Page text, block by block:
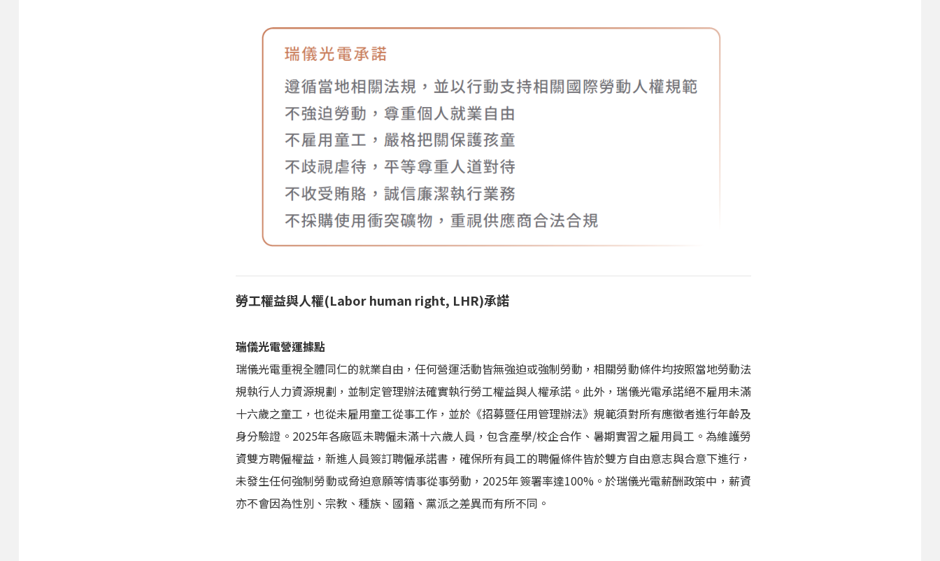
勞工權益與人權(Labor human right, LHR)承諾
瑞儀光電營運據點
瑞儀光電重視全體同仁的就業自由，任何營運活動皆無強迫或強制勞動，相關勞動條件均按照當地勞動法
規執行人力資源規劃，並制定管理辦法確實執行勞工權益與人權承諾。此外，瑞儀光電承諾絕不雇用未滿
十六歲之童工，也從未雇用童工從事工作，並於《招募暨任用管理辦法》規範須對所有應徵者進行年齡及
身分驗證。2025年各廠區未聘僱未滿十六歲人員，包含產學/校企合作、暑期實習之雇用員工。為維護勞
資雙方聘僱權益，新進人員簽訂聘僱承諾書，確保所有員工的聘僱條件皆於雙方自由意志與合意下進行，
未發生任何強制勞動或脅迫意願等情事從事勞動，2025年簽署率達100%。於瑞儀光電薪酬政策中，薪資
亦不會因為性別、宗教、種族、國籍、黨派之差異而有所不同。